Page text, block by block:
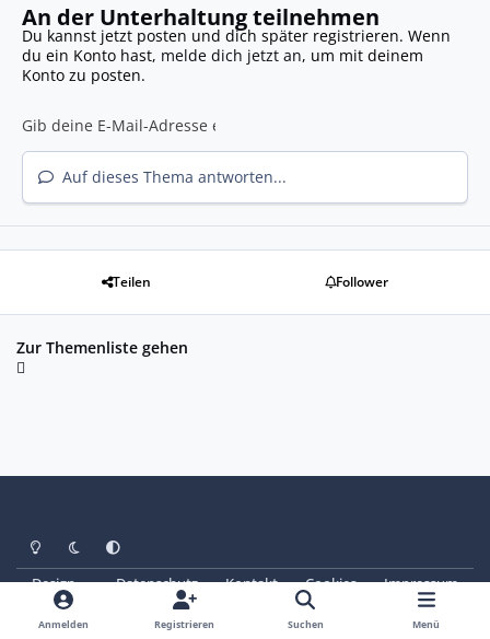
An der Unterhaltung teilnehmen
Du kannst jetzt posten und dich später registrieren. Wenn
du ein Konto hast, melde dich jetzt an, um mit deinem
Konto zu posten.
Auf dieses Thema antworten...
Teilen Follower
Zur Themenliste gehen
Heller ModusDunkler Modus
Systemeinstellung
Design Datenschutz Kontakt Cookies
Impressum
© Copyright 2025 - SAABoteure e. V.
Powered by Invision Community
Anmelden Registrieren Suchen Menü